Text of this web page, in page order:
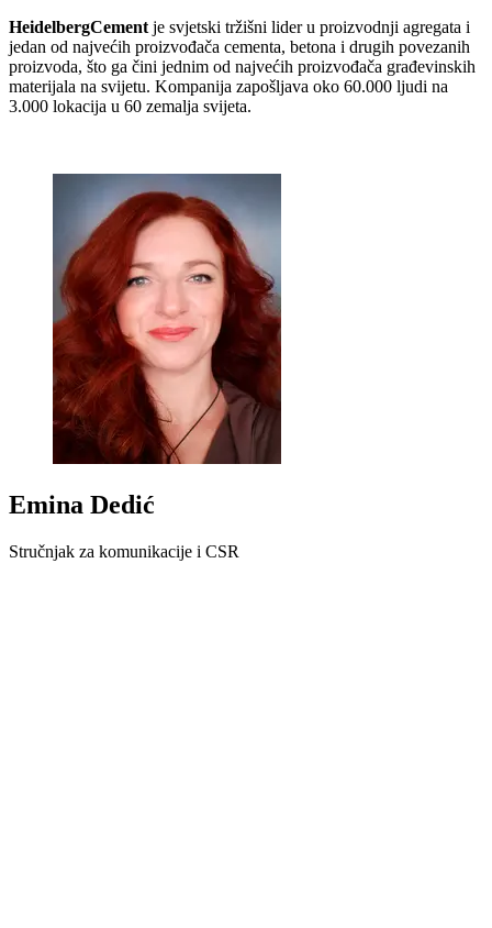
HeidelbergCement je svjetski tržišni lider u proizvodnji agregata i
jedan od najvećih proizvođača cementa, betona i drugih povezanih
proizvoda, što ga čini jednim od najvećih proizvođača građevinskih
materijala na svijetu. Kompanija zapošljava oko 60.000 ljudi na
3.000 lokacija u 60 zemalja svijeta.
Emina Dedić
Stručnjak za komunikacije i CSR